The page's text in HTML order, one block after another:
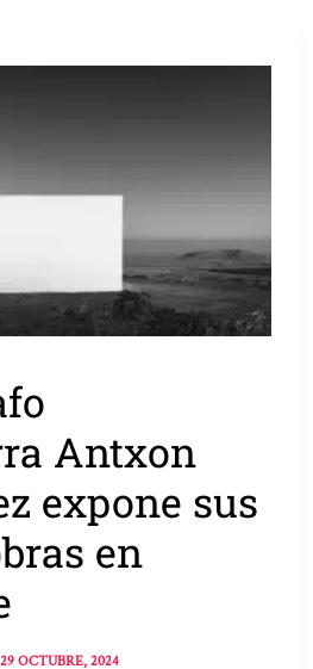
Antxon
expone sus
en
29 OCTUBRE, 2024